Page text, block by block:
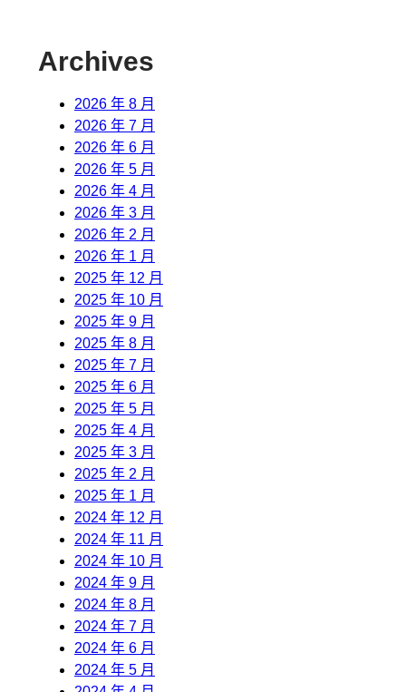
Archives
2026 年 8 月
2026 年 7 月
2026 年 6 月
2026 年 5 月
2026 年 4 月
2026 年 3 月
2026 年 2 月
2026 年 1 月
2025 年 12 月
2025 年 10 月
2025 年 9 月
2025 年 8 月
2025 年 7 月
2025 年 6 月
2025 年 5 月
2025 年 4 月
2025 年 3 月
2025 年 2 月
2025 年 1 月
2024 年 12 月
2024 年 11 月
2024 年 10 月
2024 年 9 月
2024 年 8 月
2024 年 7 月
2024 年 6 月
2024 年 5 月